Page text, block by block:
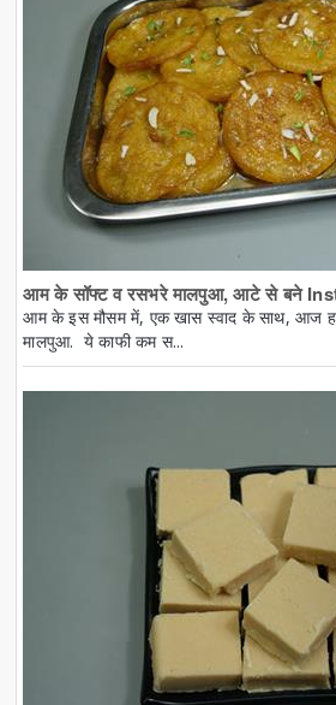
आम के सॉफ्ट व रसभरे मालपुआ, आटे से बने
आम के इस मौसम में, एक खास स्वाद के साथ, आज
मालपुआ. ये काफी कम स...